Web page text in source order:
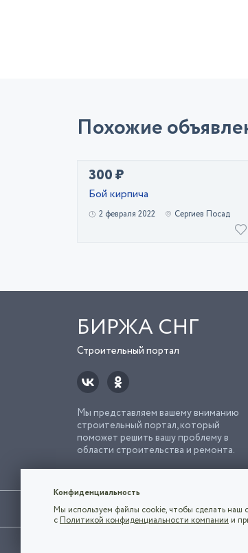
Похожие
300 ₽
Бой кирпича
2 февраля 2022 Сергиев Посад
БИРЖА СНГ
Строительный портал
Мы представляем вашему вниманию
строительный портал, который
поможет решить вашу проблему в
области строительства и ремонта.
Использование сайта, в том числе подача
владельца.
Конфиденциальность
Мы используем файлы cookie, чтобы сделать наш
с Политикой конфиденциальности компании и